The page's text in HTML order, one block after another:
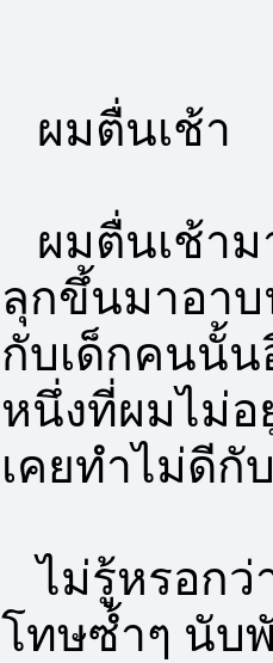
ผมตื่นเช้า
ผมตื่นเช้าม
ลุกขึ้นมาอาบ
กับเด็กคนนั้
หนึ่งที่ผมไม่อ
เคยทำไม่ดีกั
ไม่รู้หรอกว่
โทษซ้ำๆ นับ